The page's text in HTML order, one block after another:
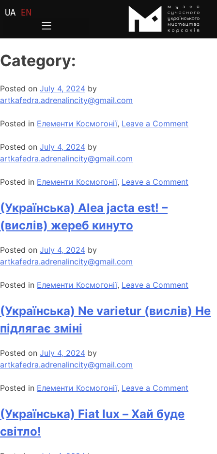
UA EN
Category:
Posted on July 4, 2024 by
artkafedra.adrenalincity@gmail.com
Posted in Елементи Космогонії, Leave a Comment
Posted on July 4, 2024 by
artkafedra.adrenalincity@gmail.com
Posted in Елементи Космогонії, Leave a Comment
(Українська) Alea jacta est! –
(вислів) жереб кинуто
Posted on July 4, 2024 by
artkafedra.adrenalincity@gmail.com
Posted in Елементи Космогонії, Leave a Comment
(Українська) Ne varietur (вислів) Не
підлягає зміні
Posted on July 4, 2024 by
artkafedra.adrenalincity@gmail.com
Posted in Елементи Космогонії, Leave a Comment
(Українська) Fiat lux – Хай буде
світло!